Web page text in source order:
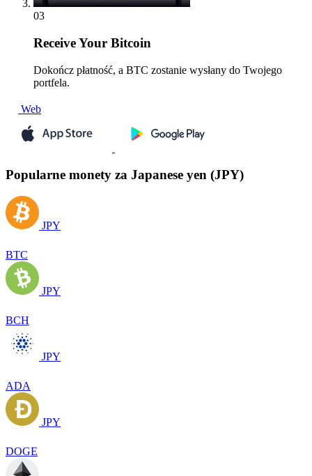
03
ReceiveYour Bitcoin
Dokończ płatność, a BTC zostanie wysłany do Twojego
portfela.
Web
Popularne monety za Japanese yen (JPY)
JPY
BTC
JPY
BCH
JPY
ADA
JPY
DOGE